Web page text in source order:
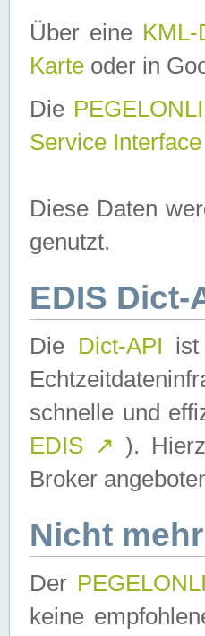
Über eine KML-
Karte oder in
Die
Service
Diese Daten
genutzt.
EDIS Dict-
Die Dict-API ist
schnelle und
EDIS ↗ ).
Broker
Nicht
Der
keine